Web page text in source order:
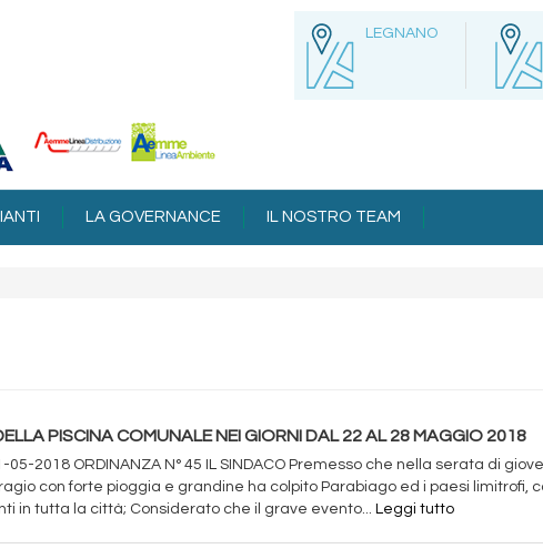
LEGNANO
LA GOVERNANCE IL NOSTRO TEAM
PISCINA COMUNALE NEI GIORNI DAL 22 AL 28 MAGGIO 2018
05-2018 ORDINANZA N° 45 IL SINDACO Premesso che nella serata di
con forte pioggia e grandine ha colpito Parabiago ed i paesi limitrofi,
in tutta la città; Considerato che il grave evento... Leggi tutto